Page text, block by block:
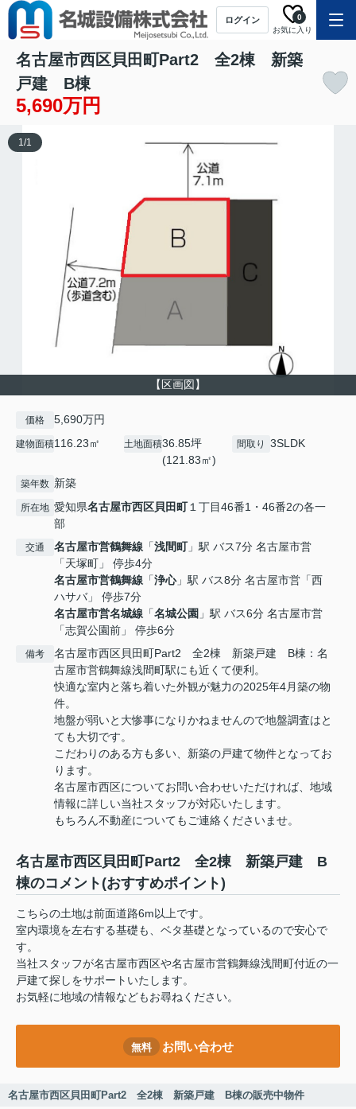
ログイン
お気に入り
0
名古屋市西区貝田町Part2 全2棟 新築
戸建 B棟
5,690万円
【区画図】
1/1
価格 5,690万円
建物面積116.23㎡ 土地面積36.85坪
(121.83㎡)
間取り 3SLDK
築年数 新築
所在地 愛知県名古屋市西区貝田町１丁目46番1・46番2の各一
部
交通 名古屋市営鶴舞線 「浅間町」駅 バス7分 名古屋市営
「天塚町」 停歩4分
名古屋市営鶴舞線 「浄心」駅 バス8分 名古屋市営「西
ハサバ」 停歩7分
名古屋市営名城線 「名城公園 」駅 バス6分 名古屋市営
「志賀公園前」 停歩6分
備考
名古屋市西区貝田町Part2 全2棟 新築戸建 B棟：名
古屋市営鶴舞線浅間町駅にも近くて便利。
快適な室内と落ち着いた外観が魅力の2025年4月築の物
件。
地盤が弱いと大惨事になりかねませんので地盤調査はと
ても大切です。
こだわりのある方も多い、新築の戸建て物件となってお
ります。
名古屋市西区についてお問い合わせいただければ、地域
情報に詳しい当社スタッフが対応いたします。
もちろん不動産についてもご連絡くださいませ。
名古屋市西区貝田町Part2 全2棟 新築戸建 B
棟のコメント(おすすめポイント)
こちらの土地は前面道路6m以上です。
室内環境を左右する基礎も、ベタ基礎となっているので安心で
す。
当社スタッフが名古屋市西区や名古屋市営鶴舞線浅間町付近の一
戸建て探しをサポートいたします。
お気軽に地域の情報などもお尋ねください。
無料 お問い合わせ
名古屋市西区貝田町Part2 全2棟 新築戸建 B棟の販売中物件